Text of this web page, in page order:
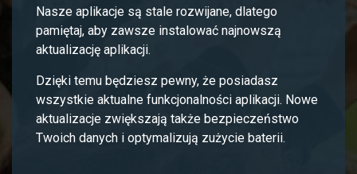
Nasze aplikacje są stale rozwijane, dlatego
pamiętaj, aby zawsze instalować najnowszą
aktualizację aplikacji.
Dzięki temu będziesz pewny, że posiadasz
wszystkie aktualne funkcjonalności aplikacji. Nowe
aktualizacje zwiększają także bezpieczeństwo
Twoich danych i optymalizują zużycie baterii.